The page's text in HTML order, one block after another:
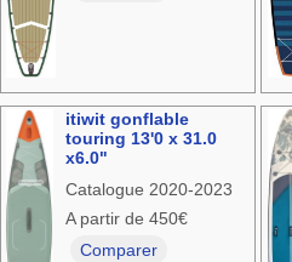
itiwit gonflable
touring 13'0 x 31.0
x6.0"
Catalogue 2020-2023
A partir de 450€
Comparer